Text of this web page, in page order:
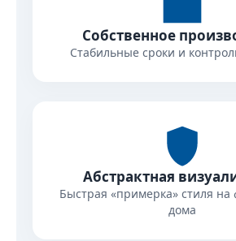
Собственное
Стабильные сроки и
Абстрактная
Быстрая «примерка» стиля на
дома